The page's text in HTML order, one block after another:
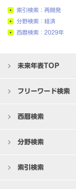
索引検索：再開発
分野検索：経済
西暦検索：2029年
未来年表TOP
フリーワード検索
西暦検索
分野検索
索引検索